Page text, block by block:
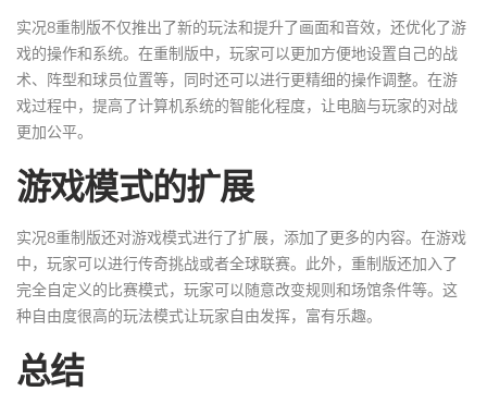
实况8重制版不仅推出了新的玩法和提升了画面和音效，还优化了游
戏的操作和系统。在重制版中，玩家可以更加方便地设置自己的战
术、阵型和球员位置等，同时还可以进行更精细的操作调整。在游
戏过程中，提高了计算机系统的智能化程度，让电脑与玩家的对战
更加公平。
游戏模式的扩展
实况8重制版还对游戏模式进行了扩展，添加了更多的内容。在游戏
中，玩家可以进行传奇挑战或者全球联赛。此外，重制版还加入了
完全自定义的比赛模式，玩家可以随意改变规则和场馆条件等。这
种自由度很高的玩法模式让玩家自由发挥，富有乐趣。
总结